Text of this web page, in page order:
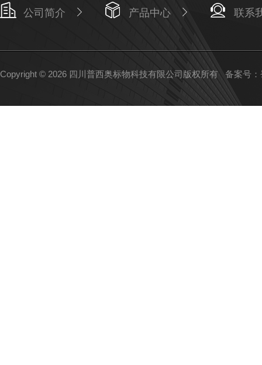
公司简介 产品中心 联系
Copyright © 2026 四川普西奥标物科技有限公司版权所有 备案号：